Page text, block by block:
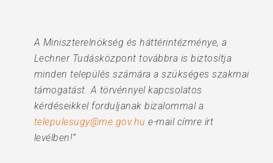
A Miniszterelnökség és háttérintézménye, a
Lechner Tudásközpont továbbra is biztosítja
minden település számára a szükséges szakmai
támogatást. A törvénnyel kapcsolatos
kérdéseikkel forduljanak bizalommal a
telepulesugy@me.gov.hu e-mail címre írt
levélben!”